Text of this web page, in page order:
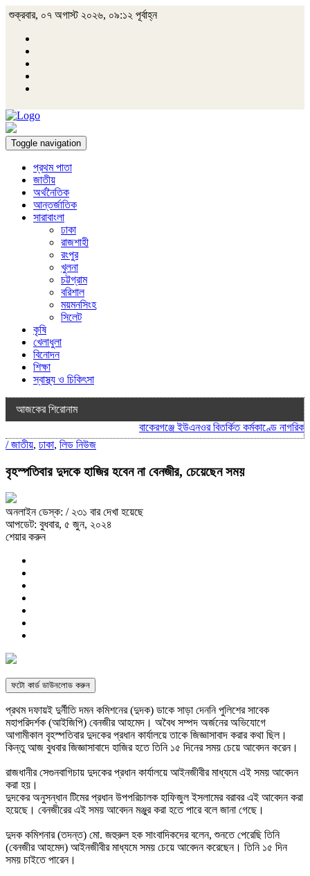
শুক্রবার, ০৭ অগাস্ট ২০২৬, ০৯:১২ পূর্বাহ্ন
Toggle navigation
প্রথম পাতা
জাতীয়
অর্থনৈতিক
আন্তর্জাতিক
সারাবাংলা
ঢাকা
রাজশাহী
রংপুর
খুলনা
চট্টগ্রাম
বরিশাল
ময়মনসিংহ
সিলেট
কৃষি
খেলাধুলা
বিনোদন
শিক্ষা
স্বাস্থ্য ও চিকিৎসা
আজকের শিরোনাম
বাকেরগঞ্জে ইউএনওর বিতর্কিত কর্মকাণ্ডে নাগরিক
/জাতীয়, ঢাকা, লিড নিউজ
বৃহস্পতিবার দুদকে হাজির হবেন না বেনজীর, চেয়েছেন সময়
অনলাইন ডেস্ক: / ২৩১ বার দেখা হয়েছে
আপডেট: বুধবার, ৫ জুন, ২০২৪
শেয়ার করুন
ফটো কার্ড ডাউনলোড করুন
প্রথম দফায়ই দুর্নীতি দমন কমিশনের (দুদক) ডাকে সাড়া দেননি পুলিশের সাবেক
মহাপরিদর্শক (আইজিপি) বেনজীর আহমেদ। অবৈধ সম্পদ অর্জনের অভিযোগে
আগামীকাল বৃহস্পতিবার দুদকের প্রধান কার্যালয়ে তাকে জিজ্ঞাসাবাদ করার কথা ছিল।
কিন্তু আজ বুধবার জিজ্ঞাসাবাদে হাজির হতে তিনি ১৫ দিনের সময় চেয়ে আবেদন করেন।
রাজধানীর সেগুনবাগিচায় দুদকের প্রধান কার্যালয়ে আইনজীবীর মাধ্যমে এই সময় আবেদন
করা হয়।
দুদকের অনুসন্ধান টিমের প্রধান উপপরিচালক হাফিজুল ইসলামের বরাবর এই আবেদন করা
হয়েছে। বেনজীরের এই সময় আবেদন মঞ্জুর করা হতে পারে বলে জানা গেছে।
দুদক কমিশনার (তদন্ত) মো. জহুরুল হক সাংবাদিকদের বলেন, শুনতে পেরেছি তিনি
(বেনজীর আহমেদ) আইনজীবীর মাধ্যমে সময় চেয়ে আবেদন করেছেন। তিনি ১৫ দিন
সময় চাইতে পারেন।